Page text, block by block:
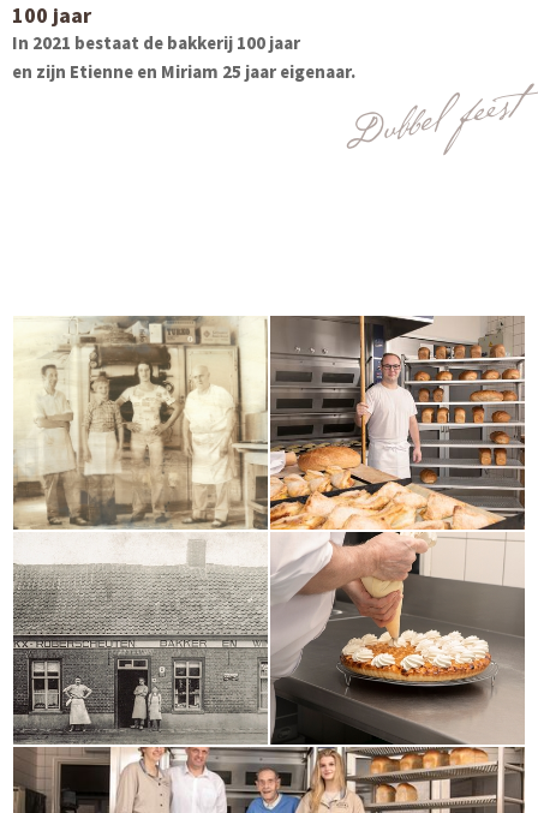
100 jaar
In 2021 bestaat de bakkerij 100 jaar
en zijn Etienne en Miriam 25 jaar eigenaar.Dubbel feest